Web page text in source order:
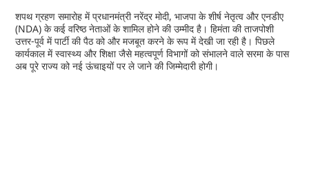
शपथ ग्रहण समारोह में प्रधानमंत्री नरेंद्र मोदी, भाजपा के शीर्ष नेतृत्व और एनडीए
(NDA) के कई वरिष्ठ नेताओं के शामिल होने की उम्मीद है। हिमंता की ताजपोशी
उत्तर-पूर्व में पार्टी की पैठ को और मजबूत करने के रूप में देखी जा रही है। पिछले
कार्यकाल में स्वास्थ्य और शिक्षा जैसे महत्वपूर्ण विभागों को संभालने वाले सरमा के पास
अब पूरे राज्य को नई ऊंचाइयों पर ले जाने की जिम्मेदारी होगी।